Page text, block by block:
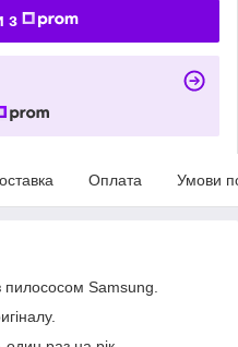
з
Оплата Умови
пилососом Samsung.